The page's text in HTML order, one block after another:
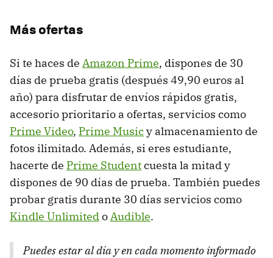
Más ofertas
Si te haces de Amazon Prime, dispones de 30
días de prueba gratis (después 49,90 euros al
año) para disfrutar de envíos rápidos gratis,
accesorio prioritario a ofertas, servicios como
Prime Video, Prime Musicy almacenamiento de
fotos ilimitado. Además, si eres estudiante,
hacerte de Prime Studentcuesta la mitad y
dispones de 90 días de prueba. También puedes
probar gratis durante 30 días servicios como
Kindle Unlimited o Audible.
Puedes estar al día y en cada momento informado